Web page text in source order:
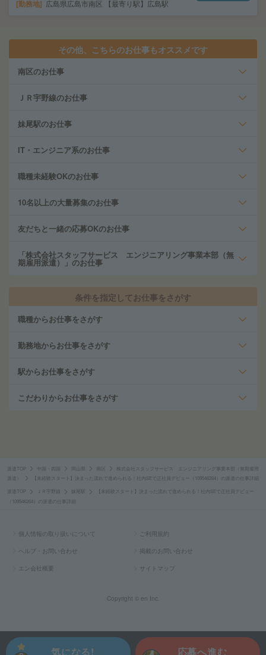
応募へ進む
気になる!
勤務地 広島県広島市南区 【最寄り駅】広島駅
その他、こちらのお仕事もオススメです
南区のお仕事
ＪＲ宇野線のお仕事
妹尾駅のお仕事
IT・エンジニア系のお仕事
職種未経験OKのお仕事
10名以上の大量募集のお仕事
友だちと一緒の応募OKのお仕事
「株式会社スタッフサービス エンジニアリング事業本部（無
期雇用派遣）」のお仕事
条件を指定してお仕事をさがす
職種からお仕事をさがす
勤務地からお仕事をさがす
駅からお仕事をさがす
こだわりからお仕事をさがす
派遣TOP 中国・四国 岡山県 南区
株式会社スタッフサービス エンジニアリング事業本部（無期雇用
派遣）
【未経験スタート】決まった流れで進められる！社内SEで正社員デビュー（109546264）の派遣の仕事詳細
派遣TOP ＪＲ宇野線 妹尾駅
【未経験スタート】決まった流れで進められる！社内SEで正社員デビュー
（109546264）の派遣の仕事詳細
個人情報の取り扱いについて ご利用規約
ヘルプ・お問い合わせ 掲載のお問い合わせ
エン会社概要 サイトマップ
Copyright © en Inc.